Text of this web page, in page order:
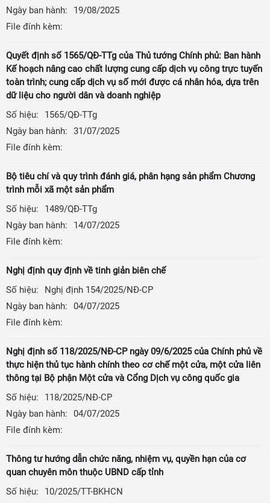
Ngày ban hành:
19/08/2025
File đính kèm:
Quyết định số 1565/QĐ-TTg của Thủ tướng Chính phủ: Ban hành
Kế hoạch nâng cao chất lượng cung cấp dịch vụ công trực tuyến
toàn trình; cung cấp dịch vụ số mới được cá nhân hóa, dựa trên
dữ liệu cho người dân và doanh nghiệp
Số hiệu:
1565/QĐ-TTg
Ngày ban hành:
31/07/2025
File đính kèm:
Bộ tiêu chí và quy trình đánh giá, phân hạng sản phẩm Chương
trình mỗi xã một sản phẩm
Số hiệu:
1489/QĐ-TTg
Ngày ban hành:
14/07/2025
File đính kèm:
Nghị định quy định về tinh giản biên chế
Số hiệu:
Nghị định 154/2025/NĐ-CP
Ngày ban hành:
04/07/2025
File đính kèm:
Nghị định số 118/2025/NĐ-CP ngày 09/6/2025 của Chính phủ về
thực hiện thủ tục hành chính theo cơ chế một cửa, một cửa liên
thông tại Bộ phận Một cửa và Cổng Dịch vụ công quốc gia
Số hiệu:
118/2025/NĐ-CP
Ngày ban hành:
04/07/2025
File đính kèm:
Thông tư hướng dẫn chức năng, nhiệm vụ, quyền hạn của cơ
quan chuyên môn thuộc UBND cấp tỉnh
Số hiệu:
10/2025/TT-BKHCN